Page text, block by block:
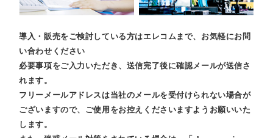
導入・販売をご検討している方はエレコムまで、お気軽にお問
い合わせください
必要事項をご入力いただき、送信完了後に確認メールが送信さ
れます。
フリーメールアドレスは当社のメールを受付けられない場合が
ございますので、ご使用をお控えくださいますようお願いいた
します。